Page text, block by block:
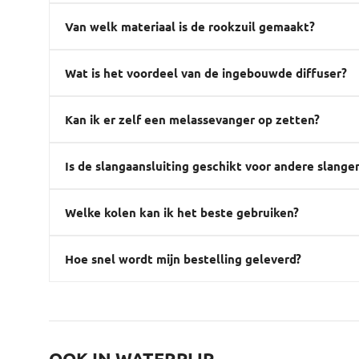
Van welk materiaal is de rookzuil gemaakt?
Wat is het voordeel van de ingebouwde diffuser?
Kan ik er zelf een melassevanger op zetten?
Is de slangaansluiting geschikt voor andere
Welke kolen kan ik het beste gebruiken?
Hoe snel wordt mijn bestelling geleverd?